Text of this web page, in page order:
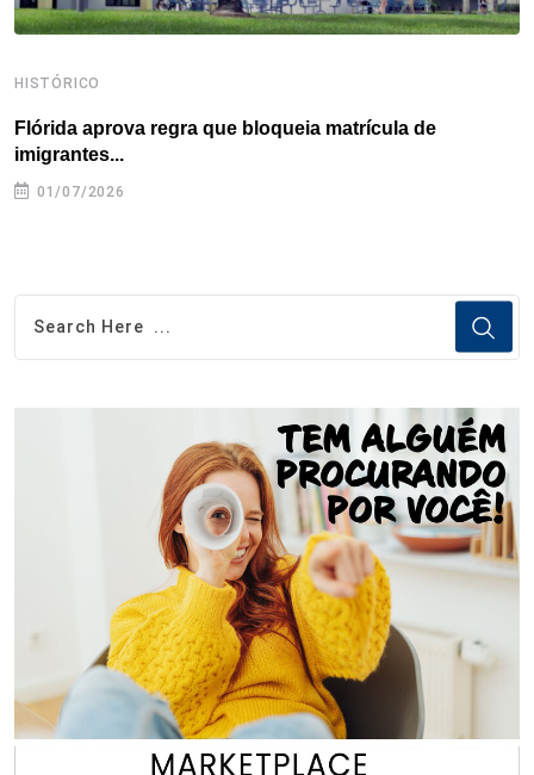
HISTÓRICO
Flórida aprova regra que bloqueia matrícula de
imigrantes...
01/07/2026